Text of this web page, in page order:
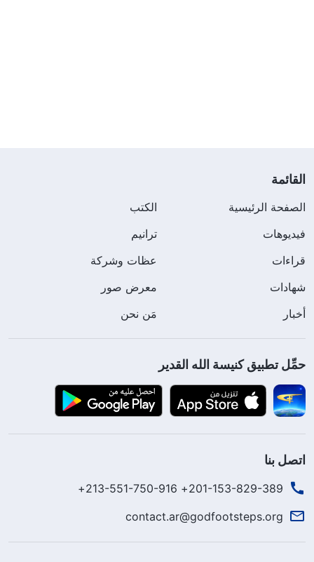
القائمة
الصفحة الرئيسية
الكتب
فيديوهات
ترانيم
قراءات
عظات وشركة
شهادات
معرض صور
أخبار
مَن نحن
حمِّل تطبيق كنيسة الله القدير
اتصل بنا
201-153-829-389+ 213-551-750-916+
contact.ar@godfootsteps.org